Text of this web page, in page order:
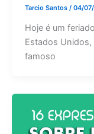
Tarcio Santos / 04/
Hoje é um
Estados Unidos,
famoso